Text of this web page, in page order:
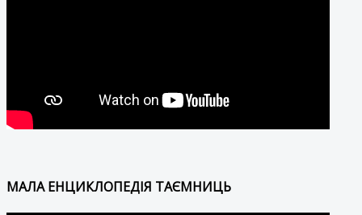
МАЛА ЕНЦИКЛОПЕДІЯ ТАЄМНИЦЬ